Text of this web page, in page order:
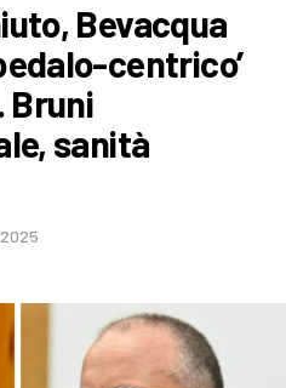
Bevacqua
centrico’
Bruni
sanità